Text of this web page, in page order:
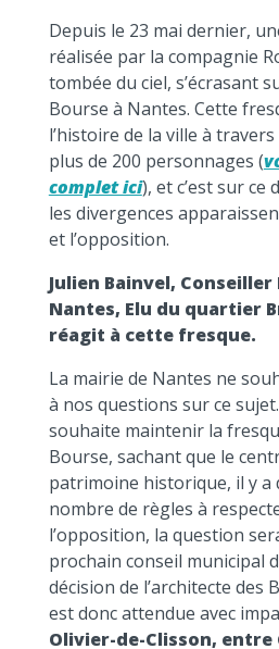
Depuis le 23 mai dernier,
réalisée par la compagnie
tombée du ciel, s’écrasant
Bourse à Nantes. Cette
l’histoire de la ville à
plus de 200 personnages (
complet ici), et c’est sur
les divergences
et l’opposition.
Julien Bainvel,
Nantes, Elu du quartier
réagit à cette fresque.
La mairie de Nantes ne
à nos questions sur ce
souhaite maintenir la
Bourse, sachant que le
patrimoine historique, il y a
nombre de règles à
l’opposition, la question
prochain conseil municipal
décision de l’architecte des
est donc attendue avec
Olivier-de-Clisson, entre